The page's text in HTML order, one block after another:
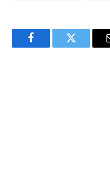
FacebookTwitter